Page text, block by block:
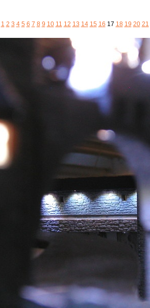
1 2 3 4 5 6 7 8 9 10 11 12 13 14 15 16 17 18 19 20 21